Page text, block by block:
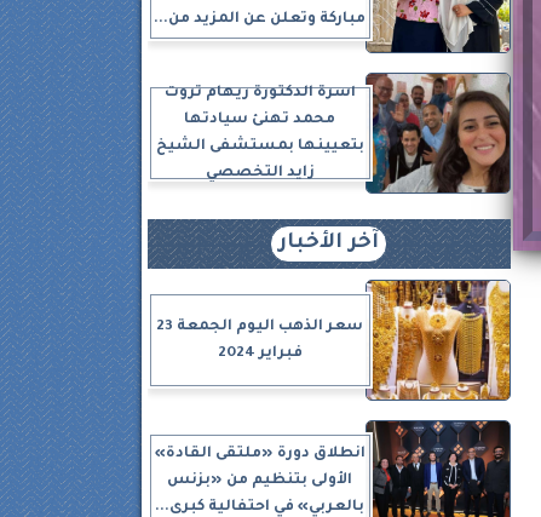
مباركة وتعلن عن المزيد من...
أسرة الدكتورة ريهام ثروت
محمد تهنئ سيادتها
بتعيينها بمستشفى الشيخ
زايد التخصصي
آخر الأخبار
سعر الذهب اليوم الجمعة 23
فبراير 2024
انطلاق دورة «ملتقى القادة»
الأولى بتنظيم من «بزنس
بالعربي» في احتفالية كبرى...